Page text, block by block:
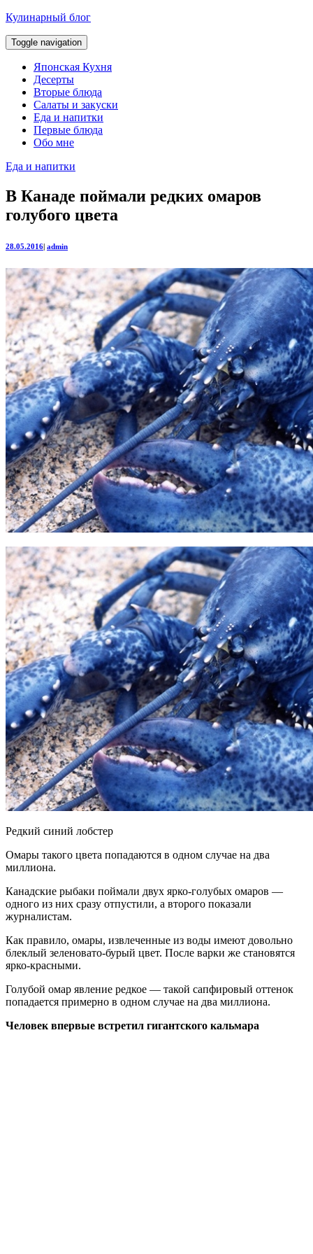
Кулинарный блог
Toggle navigation
Японская Кухня
Десерты
Вторые блюда
Салаты и закуски
Еда и напитки
Первые блюда
Обо мне
Еда и напитки
В Канаде поймали редких омаров
голубого цвета
28.05.2016| admin
Редкий синий лобстер
Омары такого цвета попадаются в одном случае на два
миллиона.
Канадские рыбаки поймали двух ярко-голубых омаров —
одного из них сразу отпустили, а второго показали
журналистам.
Как правило, омары, извлеченные из воды имеют довольно
блеклый зеленовато-бурый цвет. После варки же становятся
ярко-красными.
Голубой омар явление редкое — такой сапфировый оттенок
попадается примерно в одном случае на два миллиона.
Человек впервые встретил гигантского кальмара